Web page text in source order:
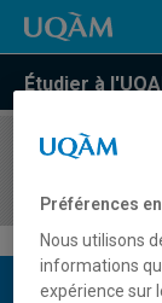
Étudier à
COURS//
Description
Préférences
Nous utilisons
informations
expérience sur